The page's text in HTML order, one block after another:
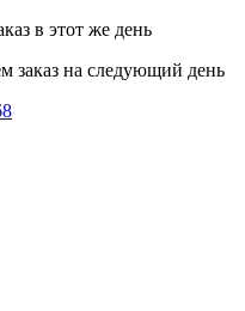
в этот же день
заказ на следующий день